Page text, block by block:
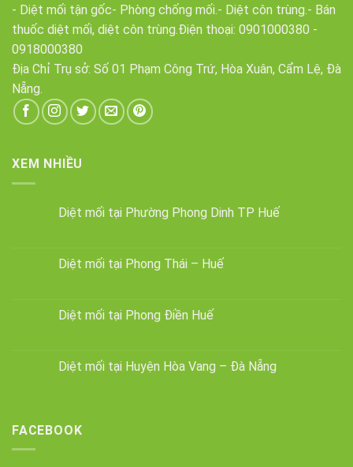
- Diệt mối tận gốc- Phòng chống mối.- Diệt côn trùng.- Bán
thuốc diệt mối, diệt côn trùng.Điện thoại: 0901000380 -
0918000380
Địa Chỉ Trụ sở: Số 01 Phạm Công Trứ, Hòa Xuân, Cẩm Lệ, Đà
Nẵng.
XEM NHIỀU
Diệt mối tại Phường Phong Dinh TP Huế
Diệt mối tại Phong Thái – Huế
Diệt mối tại Phong Điền Huế
Diệt mối tại Huyện Hòa Vang – Đà Nẵng
FACEBOOK